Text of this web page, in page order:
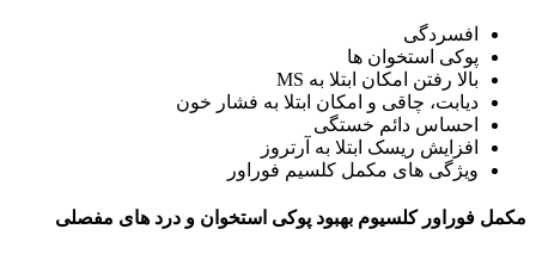
افسردگی
پوکی استخوان ها
بالا رفتن امکان ابتلا به MS
دیابت، چاقی و امکان ابتلا به فشار خون
احساس دائم خستگی
افزایش ریسک ابتلا به آرتروز
ویژگی های مکمل کلسیم فوراور
مکمل فوراور کلسیوم بهبود پوکی استخوان و درد های مفصلی